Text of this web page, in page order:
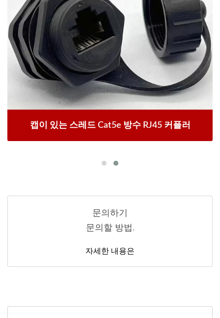
캡이 있는 스레드 Cat5e 방수 RJ45 커플러
문의하기
문의할 방법.
자세한 내용은